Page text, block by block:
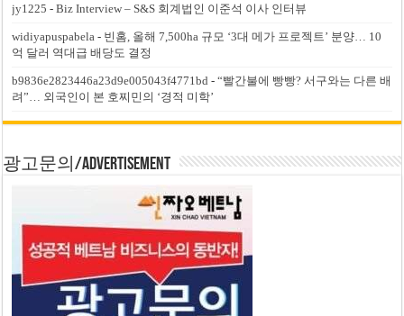
jy1225 -Biz Interview – S&S 회계법인 이준석 이사 인터뷰
widiyapuspabela - 빈홈, 올해 7,500ha 규모 ‘3대 메가 프로젝트’ 분양… 10
억 달러 역대급 배당도 결정
b9836e2823446a23d9e005043f4771bd -“빨간불에 빵빵? 서구와는 다른 배
려”… 외국인이 본 호찌민의 ‘경적 미학’
광고문의/Advertisement